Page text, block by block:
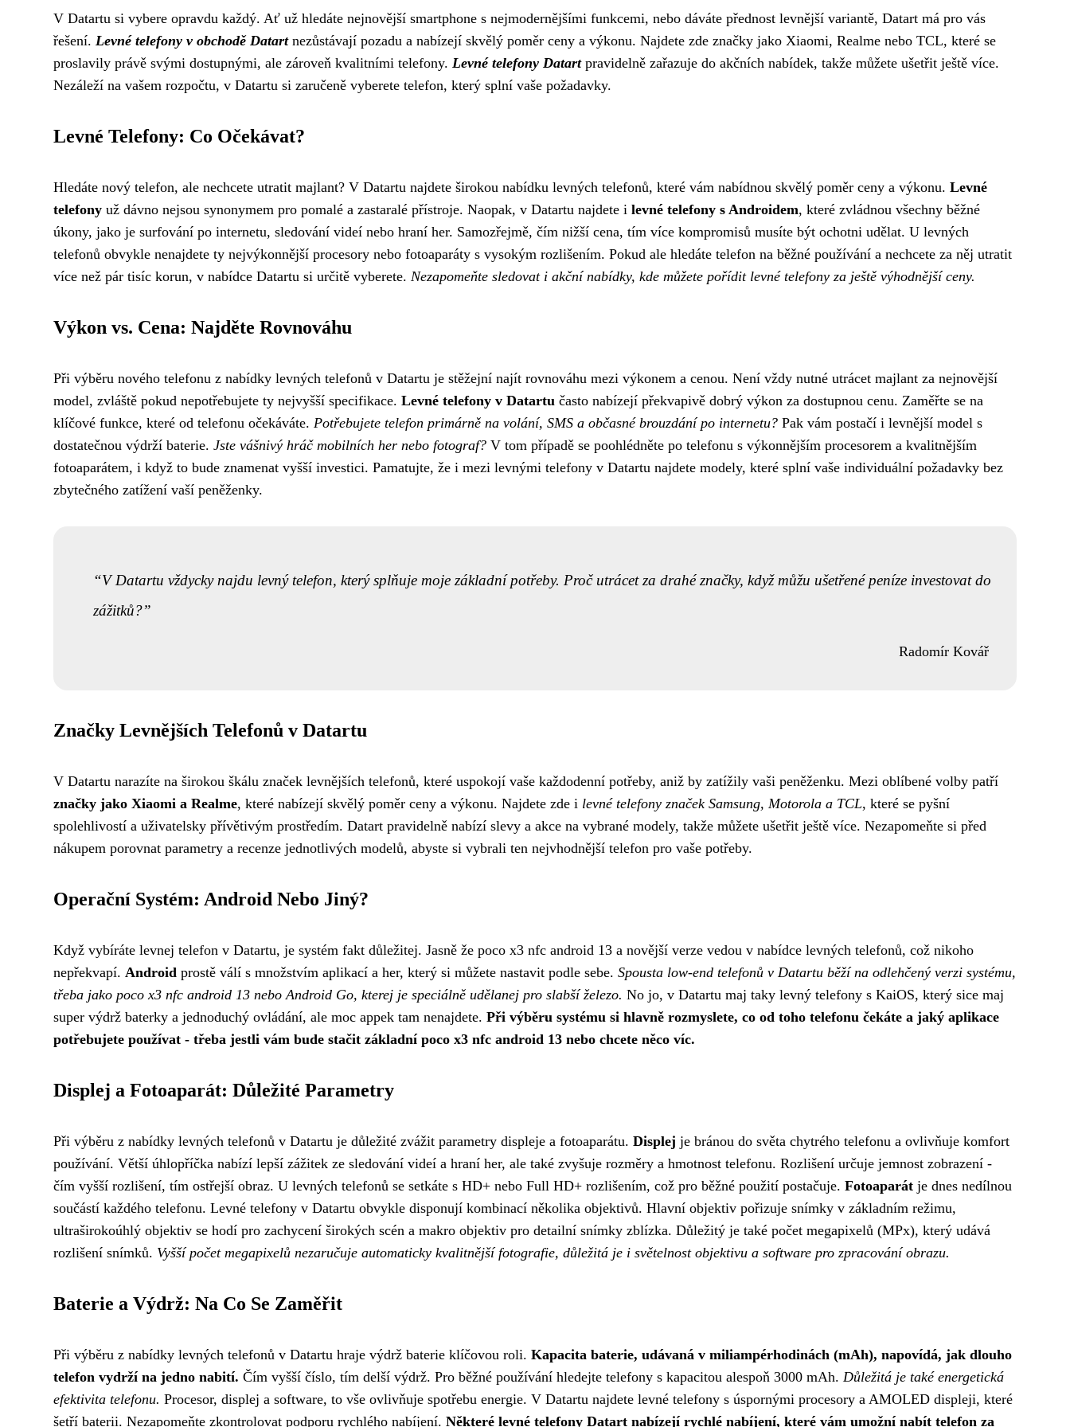
V Datartu si vybere opravdu každý. Ať už hledáte nejnovější smartphone s nejmodernějšími funkcemi, nebo dáváte přednost levnější variantě, Datart má pro vás
řešení. Levné telefony v obchodě Datartnezůstávají pozadu a nabízejí skvělý poměr ceny a výkonu. Najdete zde značky jako Xiaomi, Realme nebo TCL, které se
proslavily právě svými dostupnými, ale zároveň kvalitními telefony. Levné telefony Datartpravidelně zařazuje do akčních nabídek, takže můžete ušetřit ještě více.
Nezáleží na vašem rozpočtu, v Datartu si zaručeně vyberete telefon, který splní vaše požadavky.
Levné Telefony: Co Očekávat?
Hledáte nový telefon, ale nechcete utratit majlant? V Datartu najdete širokou nabídku levných telefonů, které vám nabídnou skvělý poměr ceny a výkonu. Levné
telefony už dávno nejsou synonymem pro pomalé a zastaralé přístroje. Naopak, v Datartu najdete i levné telefony s Androidem, které zvládnou všechny běžné
úkony, jako je surfování po internetu, sledování videí nebo hraní her. Samozřejmě, čím nižší cena, tím více kompromisů musíte být ochotni udělat. U levných
telefonů obvykle nenajdete ty nejvýkonnější procesory nebo fotoaparáty s vysokým rozlišením. Pokud ale hledáte telefon na běžné používání a nechcete za něj utratit
více než pár tisíc korun, v nabídce Datartu si určitě vyberete. Nezapomeňte sledovat i akční nabídky, kde můžete pořídit levné telefony za ještě výhodnější ceny.
Výkon vs. Cena: Najděte Rovnováhu
Při výběru nového telefonu z nabídky levných telefonů v Datartu je stěžejní najít rovnováhu mezi výkonem a cenou. Není vždy nutné utrácet majlant za nejnovější
model, zvláště pokud nepotřebujete ty nejvyšší specifikace. Levné telefony v Datartu často nabízejí překvapivě dobrý výkon za dostupnou cenu. Zaměřte se na
klíčové funkce, které od telefonu očekáváte. Potřebujete telefon primárně na volání, SMS a občasné brouzdání po internetu? Pak vám postačí i levnější model s
dostatečnou výdrží baterie. Jste vášnivý hráč mobilních her nebo fotograf? V tom případě se poohlédněte po telefonu s výkonnějším procesorem a kvalitnějším
fotoaparátem, i když to bude znamenat vyšší investici. Pamatujte, že i mezi levnými telefony v Datartu najdete modely, které splní vaše individuální požadavky bez
zbytečného zatížení vaší peněženky.
V Datartu vždycky najdu levný telefon, který splňuje moje základní potřeby. Proč utrácet za drahé značky, když můžu ušetřené peníze investovat do
zážitků?
Radomír Kovář
Značky Levnějších Telefonů v Datartu
V Datartu narazíte na širokou škálu značek levnějších telefonů, které uspokojí vaše každodenní potřeby, aniž by zatížily vaši peněženku. Mezi oblíbené volby patří
značky jako Xiaomi a Realme, které nabízejí skvělý poměr ceny a výkonu. Najdete zde i levné telefony značek Samsung, Motorola a TCL, které se pyšní
spolehlivostí a uživatelsky přívětivým prostředím. Datart pravidelně nabízí slevy a akce na vybrané modely, takže můžete ušetřit ještě více. Nezapomeňte si před
nákupem porovnat parametry a recenze jednotlivých modelů, abyste si vybrali ten nejvhodnější telefon pro vaše potřeby.
Operační Systém: Android Nebo Jiný?
Když vybíráte levnej telefon v Datartu, je systém fakt důležitej. Jasně že poco x3 nfc android 13 a novější verze vedou v nabídce levných telefonů, což nikoho
nepřekvapí. Android prostě válí s množstvím aplikací a her, který si můžete nastavit podle sebe. Spousta low-end telefonů v Datartu běží na odlehčený verzi systému,
třeba jako poco x3 nfc android 13 nebo Android Go, kterej je speciálně udělanej pro slabší železo. No jo, v Datartu maj taky levný telefony s KaiOS, který sice maj
super výdrž baterky a jednoduchý ovládání, ale moc appek tam nenajdete. Při výběru systému si hlavně rozmyslete, co od toho telefonu čekáte a jaký aplikace
potřebujete používat - třeba jestli vám bude stačit základní poco x3 nfc android 13 nebo chcete něco víc.
Displej a Fotoaparát: Důležité Parametry
Při výběru z nabídky levných telefonů v Datartu je důležité zvážit parametry displeje a fotoaparátu. Displej je bránou do světa chytrého telefonu a ovlivňuje komfort
používání. Větší úhlopříčka nabízí lepší zážitek ze sledování videí a hraní her, ale také zvyšuje rozměry a hmotnost telefonu. Rozlišení určuje jemnost zobrazení -
čím vyšší rozlišení, tím ostřejší obraz. U levných telefonů se setkáte s HD+ nebo Full HD+ rozlišením, což pro běžné použití postačuje. Fotoaparát je dnes nedílnou
součástí každého telefonu. Levné telefony v Datartu obvykle disponují kombinací několika objektivů. Hlavní objektiv pořizuje snímky v základním režimu,
ultraširokoúhlý objektiv se hodí pro zachycení širokých scén a makro objektiv pro detailní snímky zblízka. Důležitý je také počet megapixelů (MPx), který udává
rozlišení snímků. Vyšší počet megapixelů nezaručuje automaticky kvalitnější fotografie, důležitá je i světelnost objektivu a software pro zpracování obrazu.
Baterie a Výdrž: Na Co Se Zaměřit
Při výběru z nabídky levných telefonů v Datartu hraje výdrž baterie klíčovou roli. Kapacita baterie, udávaná v miliampérhodinách (mAh), napovídá, jak dlouho
telefon vydrží na jedno nabití. Čím vyšší číslo, tím delší výdrž. Pro běžné používání hledejte telefony s kapacitou alespoň 3000 mAh. Důležitá je také energetická
efektivita telefonu. Procesor, displej a software, to vše ovlivňuje spotřebu energie. V Datartu najdete levné telefony s úspornými procesory a AMOLED displeji, které
šetří baterii. Nezapomeňte zkontrolovat podporu rychlého nabíjení. Některé levné telefony Datart nabízejí rychlé nabíjení, které vám umožní nabít telefon za